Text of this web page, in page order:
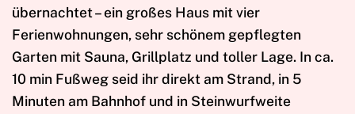
übernachtet – ein großes Haus mit vier
Ferienwohnungen, sehr schönem gepflegten
Garten mit Sauna, Grillplatz und toller Lage. In ca.
10 min Fußweg seid ihr direkt am Strand, in 5
Minuten am Bahnhof und in Steinwurfweite